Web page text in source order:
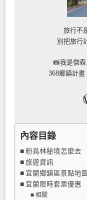
旅行不
別把旅行
📸我是傑
368鄉鎮計
內容目錄
粉鳥林秘境怎麼去
旅遊資訊
宜蘭鄉鎮區景點地
宜蘭限時套票優惠
相關